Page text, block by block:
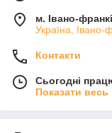
м. Івано-
Україна, Івано-
Контакти
Сьогодні
Показати весь